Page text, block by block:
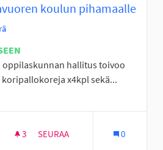
koulun pihamaalle
hallitus toivoo
x4kpl sekä...
Itäinen Seinäjoki
3 3 SEURAAJAA
SEURAA 0